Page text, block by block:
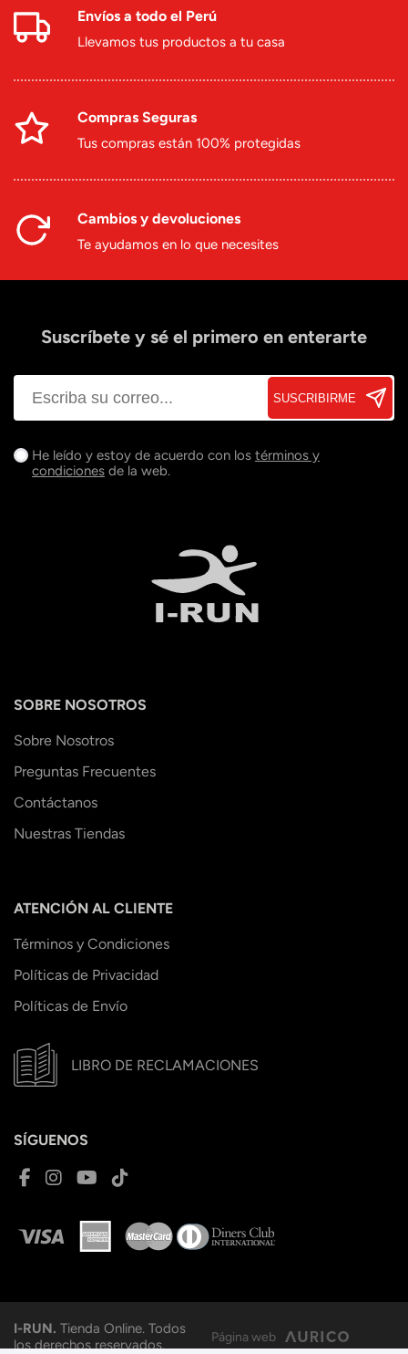
Envíos a todo el Perú
Llevamos tus productos a tu casa
Compras Seguras
Tus compras están 100% protegidas
Cambios y devoluciones
Te ayudamos en lo que necesites
Suscríbete y sé el primero en enterarte
SUSCRIBIRME
He leído y estoy de acuerdo con los términos y
condiciones de la web.
SOBRE NOSOTROS
Sobre Nosotros
Preguntas Frecuentes
Contáctanos
Nuestras Tiendas
ATENCIÓN AL CLIENTE
Términos y Condiciones
Políticas de Privacidad
Políticas de Envío
LIBRO DE RECLAMACIONES
SÍGUENOS
I-RUN. Tienda Online. Todos
los derechos reservados.
Página web